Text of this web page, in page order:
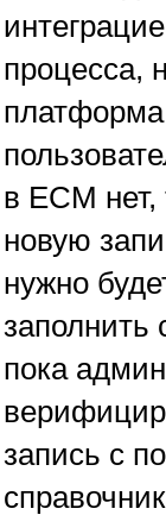
процесса,
платформа
в ЕСМ нет,
новую
нужно
заполнить
пока
запись с